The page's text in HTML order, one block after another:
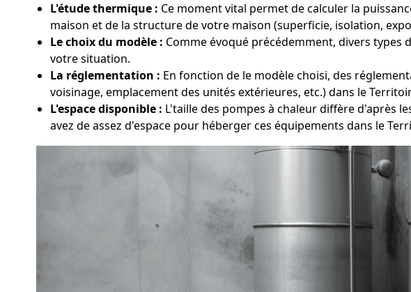
L'étude thermique : Ce moment vital permet de calculer la
maison et de la structure de votre maison (superficie, isolation,
Le choix du modèle : Comme évoqué précédemment, divers types
votre situation.
La réglementation : En fonction de le modèle choisi, des
voisinage, emplacement des unités extérieures, etc.) dans le
L'espace disponible : L'taille des pompes à chaleur diffère d'après
avez de assez d'espace pour héberger ces équipements dans le